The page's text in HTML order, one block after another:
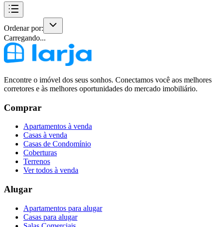
Ordenar por:
Carregando...
Encontre o imóvel dos seus sonhos. Conectamos você aos melhores
corretores e às melhores oportunidades do mercado imobiliário.
Comprar
Apartamentos à venda
Casas à venda
Casas de Condomínio
Coberturas
Terrenos
Ver todos à venda
Alugar
Apartamentos para alugar
Casas para alugar